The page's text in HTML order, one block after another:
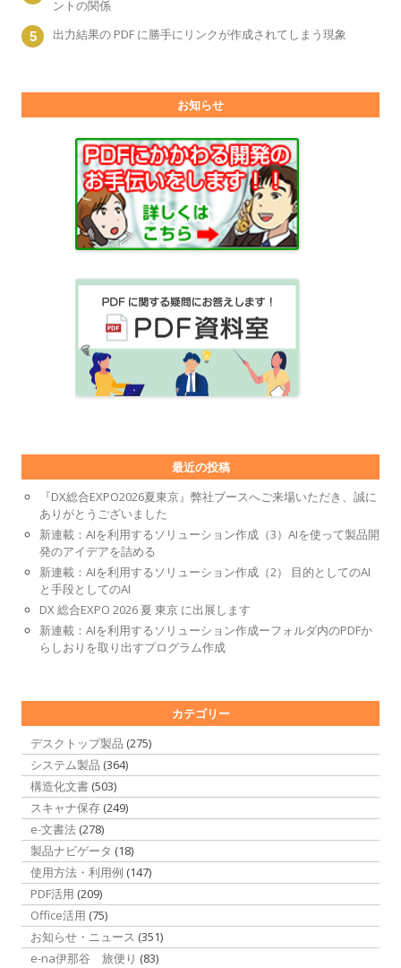
ントの関係
出力結果の PDF に勝手にリンクが作成されてしまう現象
お知らせ
最近の投稿
『DX総合EXPO2026夏東京』弊社ブースへご来場いただき、誠に
ありがとうございました
新連載：AIを利用するソリューション作成（3）AIを使って製品開
発のアイデアを詰める
新連載：AIを利用するソリューション作成（2） 目的としてのAI
と手段としてのAI
DX 総合EXPO 2026 夏 東京 に出展します
新連載：AIを利用するソリューション作成ーフォルダ内のPDFか
らしおりを取り出すプログラム作成
カテゴリー
デスクトップ製品 (275)
システム製品 (364)
構造化文書 (503)
スキャナ保存 (249)
e-文書法 (278)
製品ナビゲータ (18)
使用方法・利用例 (147)
PDF活用 (209)
Office活用 (75)
お知らせ・ニュース (351)
e-na伊那谷 旅便り (83)